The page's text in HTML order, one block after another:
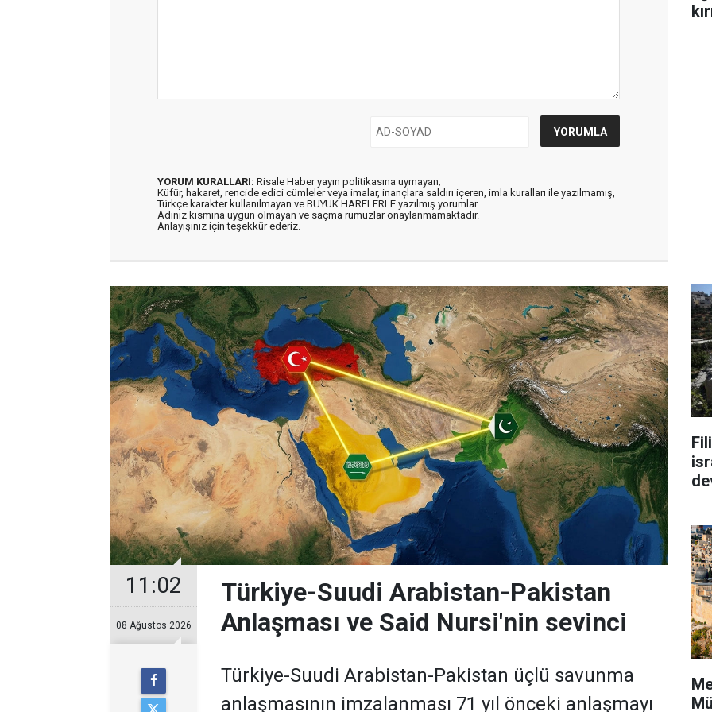
YORUM KURALLARI: Risale Haber yayın politikasına uymayan;
Küfür, hakaret, rencide edici cümleler veya imalar, inançlara saldırı içeren, imla kuralları ile yazılmamış,
Türkçe karakter kullanılmayan ve BÜYÜK HARFLERLE yazılmış yorumlar
Adınız kısmına uygun olmayan ve saçma rumuzlar onaylanmamaktadır.
Anlayışınız için teşekkür ederiz.
11:02
08 Ağustos 2026
Türkiye-Suudi Arabistan-Pakistan
Anlaşması ve Said Nursi'nin sevinci
Türkiye-Suudi Arabistan-Pakistan üçlü savunma
anlaşmasının imzalanması 71 yıl önceki anlaşmayı